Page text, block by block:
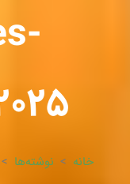
خانه > نوشته‌ها >